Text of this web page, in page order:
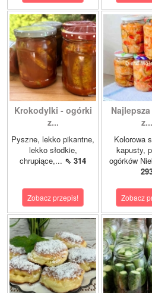
Krokodylki - ogórki
z...
Pyszne, lekko pikantne,
lekko słodkie,
chrupiące,... ⇖ 314
Zobacz przepis!
z...
Kolorowa
kapusty,
ogórków
Zobacz